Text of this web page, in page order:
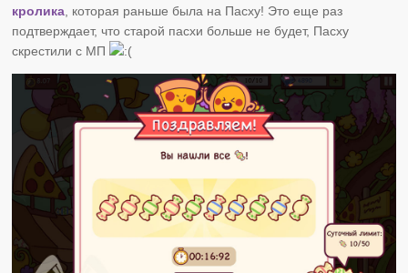
кролика, которая раньше была на Пасху! Это еще раз
подтверждает, что старой пасхи больше не будет, Пасху
скрестили с МП